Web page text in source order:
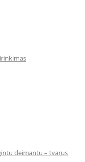
deimantu – tvarus